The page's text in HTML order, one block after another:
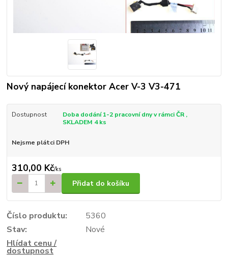
Nový napájecí konektor Acer V-3 V3-471
Dostupnost
Doba dodání 1-2 pracovní dny v rámci ČR ,
SKLADEM 4 ks
Nejsme plátci DPH
310,00 Kč/ks
Přidat do košíku
Číslo produktu:
5360
Stav:
Nové
Hlídat cenu /
dostupnost